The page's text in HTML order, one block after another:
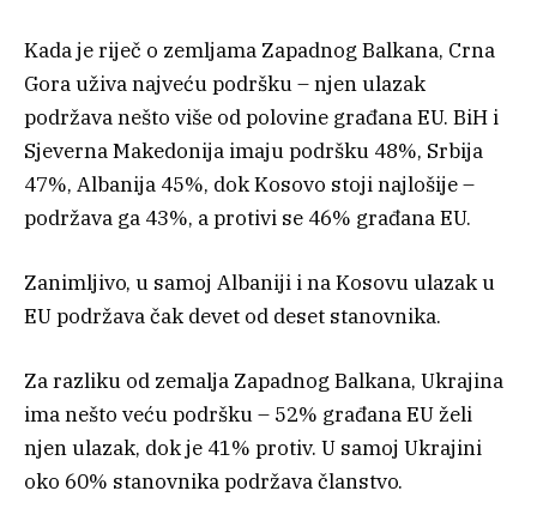
Kada je riječ o zemljama Zapadnog Balkana, Crna
Gora uživa najveću podršku – njen ulazak
podržava nešto više od polovine građana EU. BiH i
Sjeverna Makedonija imaju podršku 48%, Srbija
47%, Albanija 45%, dok Kosovo stoji najlošije –
podržava ga 43%, a protivi se 46% građana EU.
Zanimljivo, u samoj Albaniji i na Kosovu ulazak u
EU podržava čak devet od deset stanovnika.
Za razliku od zemalja Zapadnog Balkana, Ukrajina
ima nešto veću podršku – 52% građana EU želi
njen ulazak, dok je 41% protiv. U samoj Ukrajini
oko 60% stanovnika podržava članstvo.